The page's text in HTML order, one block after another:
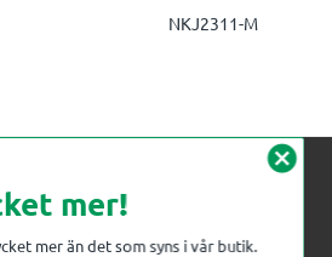
NKJ2311-M
cancel
mer!
mer än det som syns i vår butik.